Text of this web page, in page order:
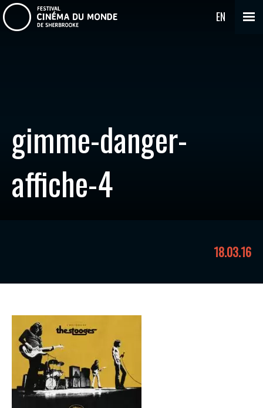
EN
gimme-danger-
affiche-4
18.03.16